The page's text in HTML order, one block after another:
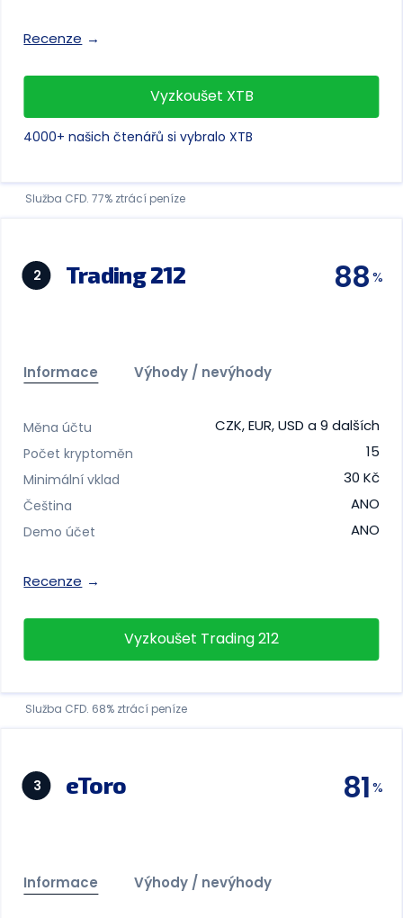
Recenze
Vyzkoušet XTB
4000+ našich čtenářů si vybralo XTB
Služba CFD. 77% ztrácí peníze
2 Trading 212 88
Informace Výhody / nevýhody
Měna účtu CZK, EUR, USD a 9 dalších
Počet kryptoměn 15
Minimální vklad 30 Kč
Čeština ANO
Demo účet ANO
Recenze
Vyzkoušet Trading 212
Služba CFD. 68% ztrácí peníze
3 eToro 81
Informace Výhody / nevýhody